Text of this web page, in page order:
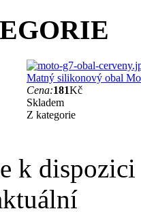
Matný silikonový obal
Cena:181Kč
Skladem
Z kategorie
k